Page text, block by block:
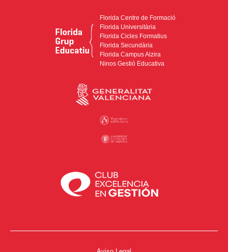
Florida Centre de Formació
Florida Universitària
Florida Cicles Formatius
Florida Secundària
Florida Campus Alzira
Ninos Gestió Educativa